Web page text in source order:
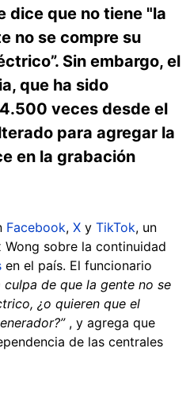
dice que no tiene "la
no se compre su
Sin embargo, el
que ha sido
veces desde el
para agregar la
en la grabación
Facebook, X y TikTok, un
sobre la continuidad
en el país. El funcionario
culpa de que la gente no se
¿o quieren que el
, y agrega que
de las centrales